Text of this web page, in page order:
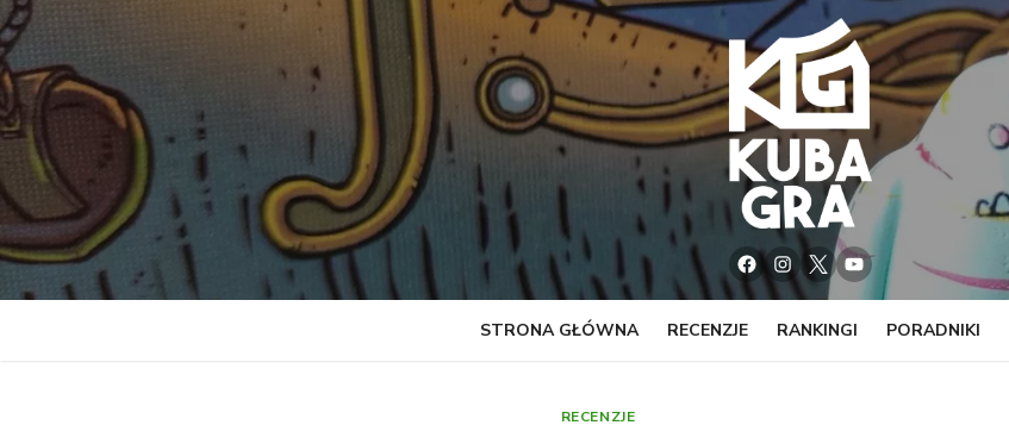
Skip
to
content
FacebookInstagram
TwitterYouTube
STRONA GŁÓWNA RECENZJE RANKINGI PORADNIKI
RECENZJE